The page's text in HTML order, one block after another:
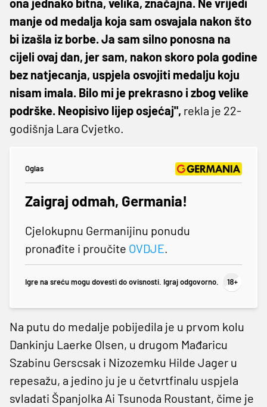
ona jednako bitna, velika, značajna. Ne vrijedi
manje od medalja koja sam osvajala nakon što
bi izašla iz borbe. Ja sam silno ponosna na
cijeli ovaj dan, jer sam, nakon skoro pola godine
bez natjecanja, uspjela osvojiti medalju koju
nisam imala. Bilo mi je prekrasno i zbog velike
podrške. Neopisivo lijep osjećaj", rekla je 22-
godišnja Lara Cvjetko.
Oglas
Zaigraj odmah, Germania!
Cjelokupnu Germanijinu ponudu
pronađite i proučite OVDJE.
Igre na sreću mogu dovesti do ovisnosti. Igraj odgovorno.
Na putu do medalje pobijedila je u prvom kolu
Dankinju Laerke Olsen, u drugom Mađaricu
Szabinu Gerscsak i Nizozemku Hilde Jager u
repesažu, a jedino ju je u četvrtfinalu uspjela
svladati Španjolka Ai Tsunoda Roustant, čime je